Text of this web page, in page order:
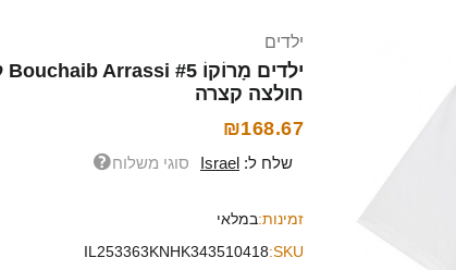
ילדים
חולצה קצרה
₪168.67
שלח ל: Israel סוגי משלוח
זמינות:במלאי
SKU:
IL253363KNHK343510418